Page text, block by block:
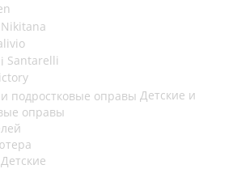
Nikitana
Santarelli
Детские и
оправы
Детские